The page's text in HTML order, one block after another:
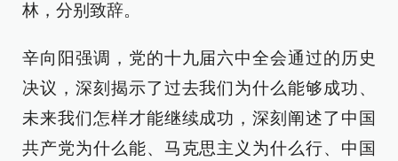
林，分别致辞。
辛向阳强调，党的十九届六中全会通过的历史
决议，深刻揭示了过去我们为什么能够成功、
未来我们怎样才能继续成功，深刻阐述了中国
共产党为什么能、马克思主义为什么行、中国